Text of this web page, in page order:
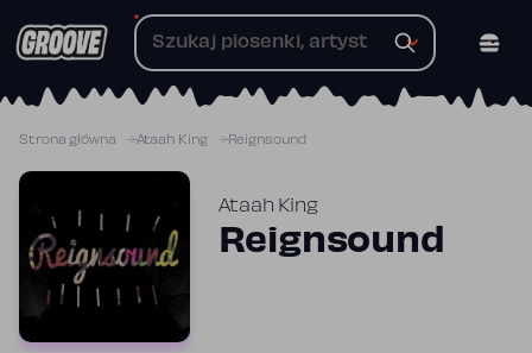
do
Strona główna Ataah King Reignsound
Ataah King
Reignsound